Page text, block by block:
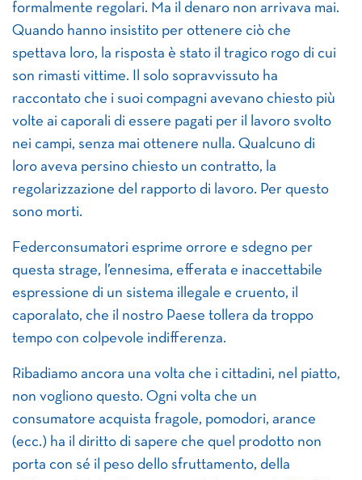
formalmente regolari. Ma il denaro non arrivava mai.
Quando hanno insistito per ottenere ciò che
spettava loro, la risposta è stato il tragico rogo di cui
son rimasti vittime. Il solo sopravvissuto ha
raccontato che i suoi compagni avevano chiesto più
volte ai caporali di essere pagati per il lavoro svolto
nei campi, senza mai ottenere nulla. Qualcuno di
loro aveva persino chiesto un contratto, la
regolarizzazione del rapporto di lavoro. Per questo
sono morti.
Federconsumatori esprime orrore e sdegno per
questa strage, l’ennesima, efferata e inaccettabile
espressione di un sistema illegale e cruento, il
caporalato, che il nostro Paese tollera da troppo
tempo con colpevole indifferenza.
Ribadiamo ancora una volta che i cittadini, nel piatto,
non vogliono questo. Ogni volta che un
consumatore acquista fragole, pomodori, arance
(ecc.) ha il diritto di sapere che quel prodotto non
porta con sé il peso dello sfruttamento, della